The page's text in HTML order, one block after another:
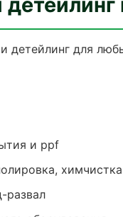
детейлинг для
и ppf
химчистка
развал